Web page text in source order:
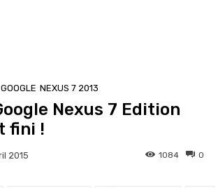
GOOGLE NEXUS 7 2013
Nexus 7 Edition
fini !
2015 0
1084